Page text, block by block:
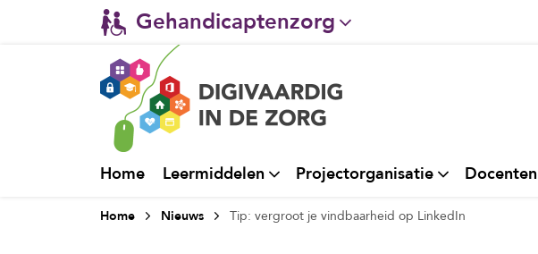
Gehandicaptenzorg
Verpleeghuiszorg & Zorg thuis
Ggz
Home Leermiddelen Projectorganisatie Docenten
Home Nieuws Tip: vergroot je vindbaarheid op LinkedIn